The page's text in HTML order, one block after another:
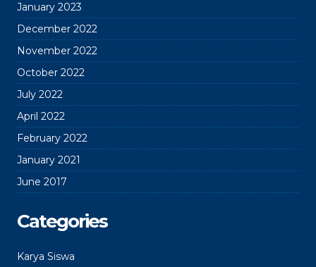
January 2023
December 2022
November 2022
October 2022
July 2022
April 2022
February 2022
January 2021
June 2017
Categories
Karya Siswa